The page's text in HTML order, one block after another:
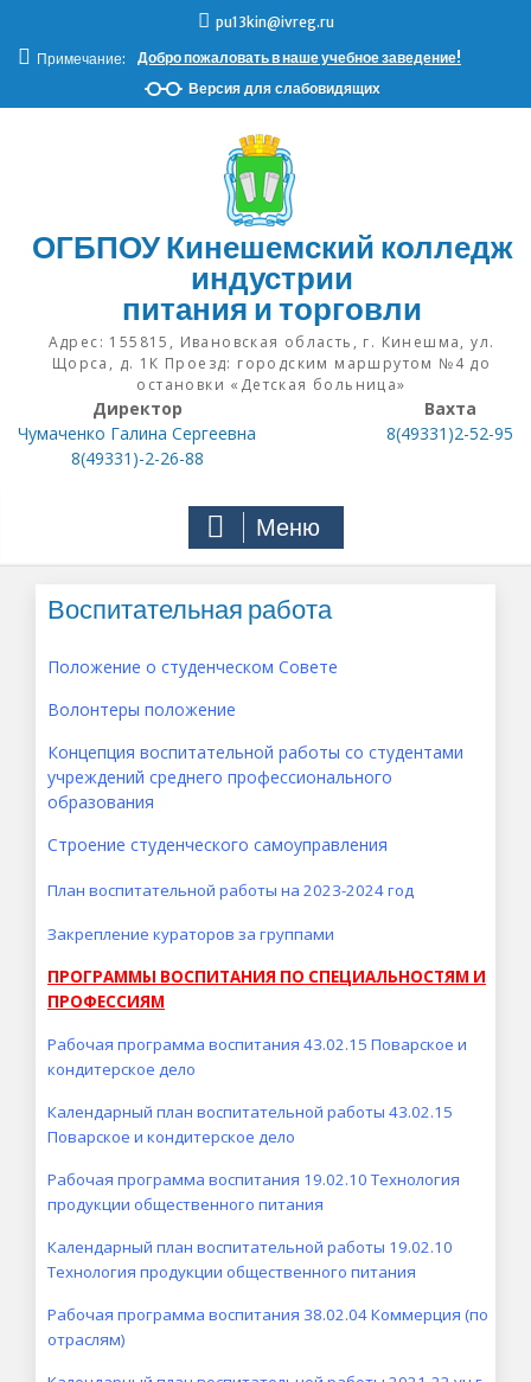
р
pu13kin@ivreg.ru
Примечание: Добро пожаловать в наше учебное заведение!
Версия для слабовидящих
ОГБПОУ Кинешемский колледж
индустрии
питания и торговли
Адрес: 155815, Ивановская область, г. Кинешма, ул.
Щорса, д. 1К Проезд: городским маршрутом №4 до
остановки «Детская больница»
Директор
Чумаченко Галина Сергеевна
8(49331)-2-26-88
Вахта
8(49331)2-52-95
Меню
Воспитательная работа
Положение о студенческом Совете
Волонтеры положение
Концепция воспитательной работы со студентами
учреждений среднего профессионального
образования
Строение студенческого самоуправления
План воспитательной работы на 2023-2024 год
Закрепление кураторов за группами
ПРОГРАММЫ ВОСПИТАНИЯ ПО СПЕЦИАЛЬНОСТЯМ И
ПРОФЕССИЯМ
Рабочая программа воспитания 43.02.15 Поварское и
кондитерское дело
Календарный план воспитательной работы 43.02.15
Поварское и кондитерское дело
Рабочая программа воспитания 19.02.10 Технология
продукции общественного питания
Календарный план воспитательной работы 19.02.10
Технология продукции общественного питания
Рабочая программа воспитания 38.02.04 Коммерция (по
отраслям)